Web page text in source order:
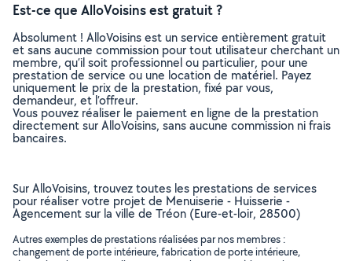
Est-ce que AlloVoisins est gratuit ?
Absolument ! AlloVoisins est un service entièrement gratuit
et sans aucune commission pour tout utilisateur cherchant un
membre, qu’il soit professionnel ou particulier, pour une
prestation de service ou une location de matériel. Payez
uniquement le prix de la prestation, fixé par vous,
demandeur, et l’offreur.
Vous pouvez réaliser le paiement en ligne de la prestation
directement sur AlloVoisins, sans aucune commission ni frais
bancaires.
Sur AlloVoisins, trouvez toutes les prestations de services
pour réaliser votre projet de Menuiserie - Huisserie -
Agencement sur la ville de Tréon (Eure-et-loir, 28500)
Autres exemples de prestations réalisées par nos membres :
changement de porte intérieure, fabrication de porte intérieure,